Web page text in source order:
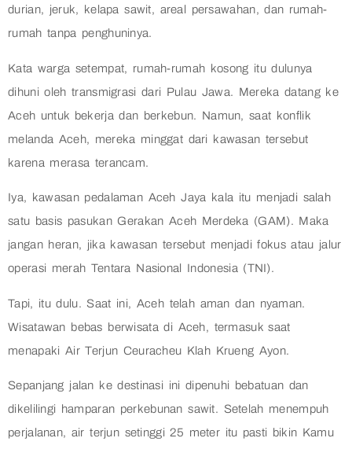
durian, jeruk, kelapa sawit, areal persawahan, dan rumah-
rumah tanpa penghuninya.
Kata warga setempat, rumah-rumah kosong itu dulunya
dihuni oleh transmigrasi dari Pulau Jawa. Mereka datang ke
Aceh untuk bekerja dan berkebun. Namun, saat konflik
melanda Aceh, mereka minggat dari kawasan tersebut
karena merasa terancam.
Iya, kawasan pedalaman Aceh Jaya kala itu menjadi salah
satu basis pasukan Gerakan Aceh Merdeka (GAM). Maka
jangan heran, jika kawasan tersebut menjadi fokus atau jalur
operasi merah Tentara Nasional Indonesia (TNI).
Tapi, itu dulu. Saat ini, Aceh telah aman dan nyaman.
Wisatawan bebas berwisata di Aceh, termasuk saat
menapaki Air Terjun Ceuracheu Klah Krueng Ayon.
Sepanjang jalan ke destinasi ini dipenuhi bebatuan dan
dikelilingi hamparan perkebunan sawit. Setelah menempuh
perjalanan, air terjun setinggi 25 meter itu pasti bikin Kamu